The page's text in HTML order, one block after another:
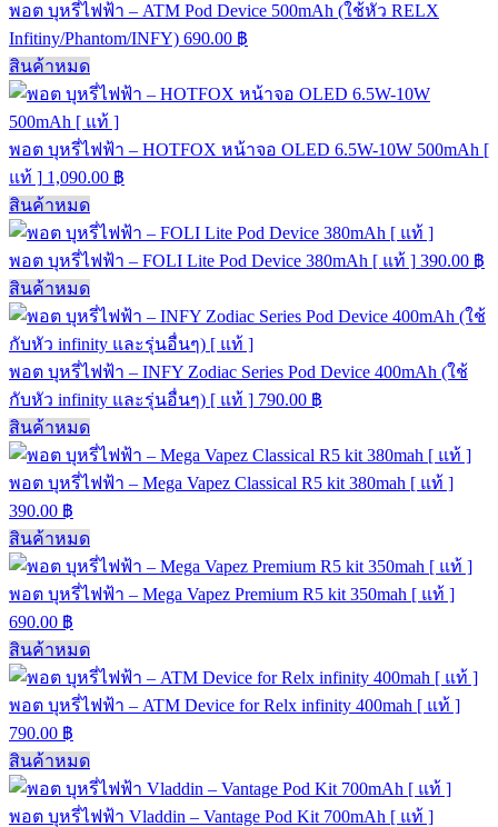
พอต บุหรี่ไฟฟ้า – ATM Pod Device 500mAh (ใช้หัว RELX
Infitiny/Phantom/INFY) 690.00 ฿
สินค้าหมด
พอต บุหรี่ไฟฟ้า – HOTFOX หน้าจอ OLED 6.5W-10W 500mAh [
แท้ ] 1,090.00 ฿
สินค้าหมด
พอต บุหรี่ไฟฟ้า – FOLI Lite Pod Device 380mAh [ แท้ ] 390.00 ฿
สินค้าหมด
พอต บุหรี่ไฟฟ้า – INFY Zodiac Series Pod Device 400mAh (ใช้
กับหัว infinity และรุ่นอื่นๆ) [ แท้ ] 790.00 ฿
สินค้าหมด
พอต บุหรี่ไฟฟ้า – Mega Vapez Classical R5 kit 380mah [ แท้ ]
390.00 ฿
สินค้าหมด
พอต บุหรี่ไฟฟ้า – Mega Vapez Premium R5 kit 350mah [ แท้ ]
690.00 ฿
สินค้าหมด
พอต บุหรี่ไฟฟ้า – ATM Device for Relx infinity 400mah [ แท้ ]
790.00 ฿
สินค้าหมด
พอต บุหรี่ไฟฟ้า Vladdin – Vantage Pod Kit 700mAh [ แท้ ]